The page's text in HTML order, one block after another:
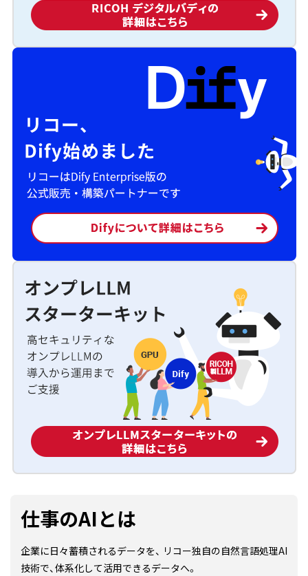
仕事のAIとは
企業に日々蓄積されるデータを、 リコー独自の自然言語処理AI
技術で、体系化して活用できるデータへ。